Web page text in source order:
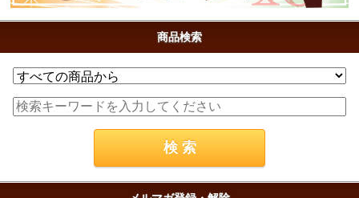
商品検索